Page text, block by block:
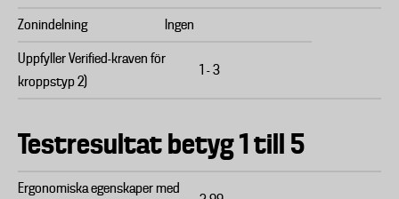
Zonindelning Ingen
Uppfyller Verified-kraven för
kroppstyp 2)
1 - 3
Testresultat betyg 1 till 5
Ergonomiska egenskaper med